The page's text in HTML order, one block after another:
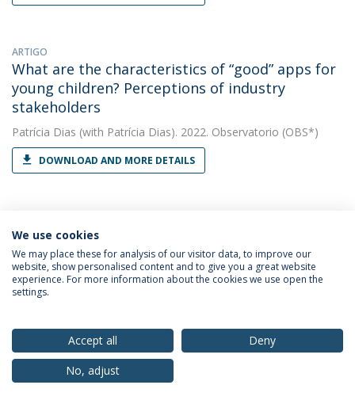
ARTIGO
What are the characteristics of “good” apps for
young children? Perceptions of industry
stakeholders
Patrícia Dias (with Patrícia Dias). 2022. Observatorio (OBS*)
DOWNLOAD AND MORE DETAILS
“I’m not sure how they make money”: How
Tweens and Teenagers Perceive the Business of
Social Media, Influencers and Brands
Patrícia Dias
DOWNLOAD AND MORE DETAILS
We use cookies
We may place these for analysis of our visitor data, to improve our
website, show personalised content and to give you a great website
experience. For more information about the cookies we use open the
settings.
Accept all
Deny
No, adjust